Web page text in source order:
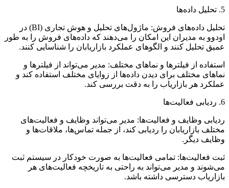
5. تحلیل داده‌ها
تحلیل داده‌های فروش: ماژول‌های تحلیل و هوش تجاری (BI) در
اودوو به مدیران این امکان را می‌دهند که داده‌های فروش را به طور
عمیق تحلیل کنند و الگوهای عملکرد بازاریابان را شناسایی کنند.
استفاده از فیلترها و نماهای مختلف: مدیر می‌تواند از فیلترها و
نماهای مختلف برای دیدن داده‌ها از زوایای مختلف استفاده کند و
عملکرد هر بازاریاب را به دقت بررسی کند.
6. ردیابی فعالیت‌ها
ردیابی وظایف و فعالیت‌ها: مدیر می‌تواند وظایف و فعالیت‌های
مختلف بازاریابان را ردیابی کند، از جمله تماس‌ها، ملاقات‌ها و
وظایف دیگر.
ثبت فعالیت‌ها: تمامی فعالیت‌ها به صورت خودکار در سیستم ثبت
می‌شوند و مدیر می‌تواند به راحتی به تاریخچه فعالیت‌های هر
بازاریاب دسترسی داشته باشد.